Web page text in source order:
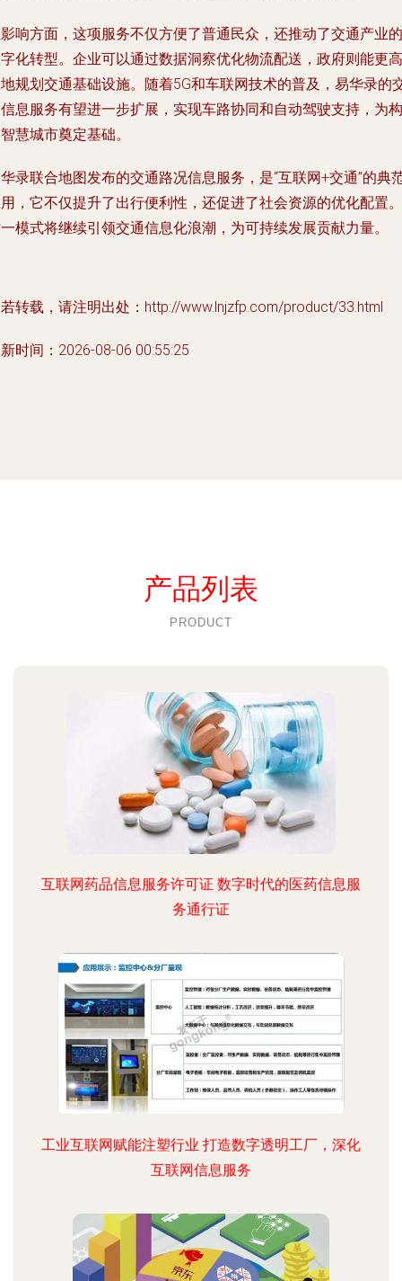
响方面，这项服务不仅方便了普通民众，还推动了交通产业的
化转型。企业可以通过数据洞察优化物流配送，政府则能更高
规划交通基础设施。随着5G和车联网技术的普及，易华录的
息服务有望进一步扩展，实现车路协同和自动驾驶支持，为构
慧城市奠定基础。
录联合地图发布的交通路况信息服务，是“互联网+交通”的典
，它不仅提升了出行便利性，还促进了社会资源的优化配置。
模式将继续引领交通信息化浪潮，为可持续发展贡献力量。
转载，请注明出处：http://www.lnjzfp.com/product/33.html
时间：2026-08-06 00:55:25
产品列表
PRODUCT
互联网药品信息服务许可证 数字时代的医药信息服
务通行证
工业互联网赋能注塑行业 打造数字透明工厂，深化
互联网信息服务